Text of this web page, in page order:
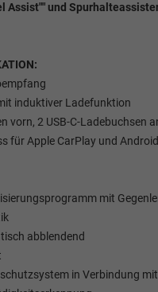
Assist"" und
induktiver Ladefunktion
vorn, 2 USB-C-
für Apple CarPlay und
mit
abblendend
in Verbindung